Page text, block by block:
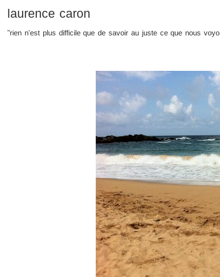
laurence caron
"rien n'est plus difficile que de savoir au juste ce que nous